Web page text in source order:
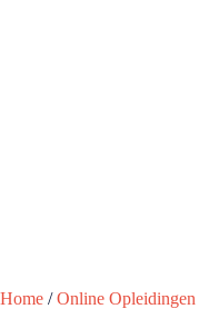
Home /Online Opleidingen